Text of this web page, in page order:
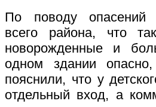
По поводу опасений
всего района, что
новорожденные и
одном здании
пояснили, что у
отдельный вход, а